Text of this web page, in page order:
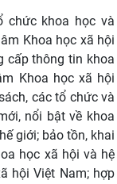
chức khoa học và
Khoa học xã hội
cấp thông tin khoa
Khoa học xã hội
các tổ chức và
nổi bật về khoa
giới; bảo tồn, khai
học xã hội và hệ
hội Việt Nam; hợp